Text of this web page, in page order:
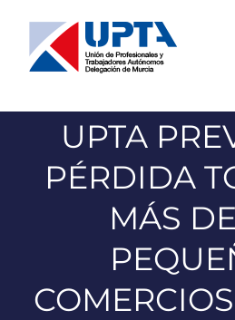
contenido
UPTA
PÉRDIDA
MÁS